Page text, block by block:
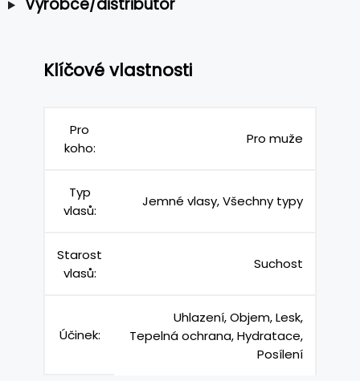
Klíčové vlastnosti
Pro
koho:
Pro muže
Typ
vlasů:
Jemné vlasy, Všechny typy
Starost
vlasů:
Suchost
Účinek:
Uhlazení, Objem, Lesk,
Tepelná ochrana, Hydratace,
Posílení